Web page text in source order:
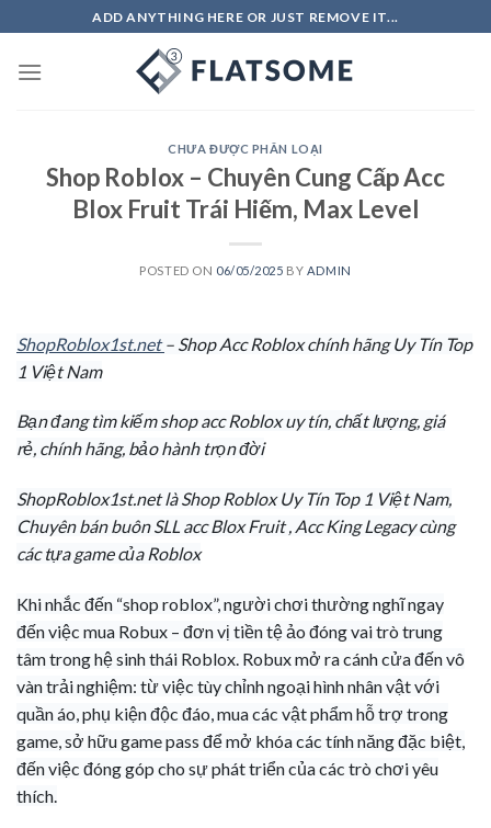
to
content
ADD ANYTHING HERE OR JUST REMOVE IT...
CHƯA ĐƯỢC PHÂN LOẠI
Shop Roblox – Chuyên Cung Cấp Acc
Blox Fruit Trái Hiếm, Max Level
POSTED ON 06/05/2025 BY ADMIN
ShopRoblox1st.net– Shop Acc Roblox chính hãng Uy Tín Top
1 Việt Nam
Bạn đang tìm kiếm shop acc Roblox uy tín, chất lượng, giá
rẻ, chính hãng, bảo hành trọn đời
ShopRoblox1st.net là Shop Roblox Uy Tín Top 1 Việt Nam,
Chuyên bán buôn SLL acc Blox Fruit , Acc King Legacy cùng
các tựa game của Roblox
Khi nhắc đến “shop roblox”, người chơi thường nghĩ ngay
đến việc mua Robux – đơn vị tiền tệ ảo đóng vai trò trung
tâm trong hệ sinh thái Roblox. Robux mở ra cánh cửa đến vô
vàn trải nghiệm: từ việc tùy chỉnh ngoại hình nhân vật với
quần áo, phụ kiện độc đáo, mua các vật phẩm hỗ trợ trong
game, sở hữu game pass để mở khóa các tính năng đặc biệt,
đến việc đóng góp cho sự phát triển của các trò chơi yêu
thích.